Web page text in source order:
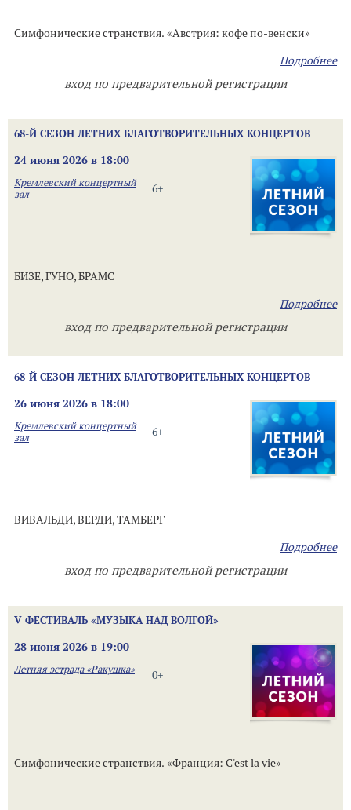
Симфонические странствия. «Австрия: кофе по-венски»
Подробнее
вход по предварительной регистрации
68-Й СЕЗОН ЛЕТНИХ БЛАГОТВОРИТЕЛЬНЫХ КОНЦЕРТОВ
24 июня 2026 в 18:00
6+
Кремлевский концертный
зал
БИЗЕ, ГУНО, БРАМС
Подробнее
вход по предварительной регистрации
68-Й СЕЗОН ЛЕТНИХ БЛАГОТВОРИТЕЛЬНЫХ КОНЦЕРТОВ
26 июня 2026 в 18:00
6+
Кремлевский концертный
зал
ВИВАЛЬДИ, ВЕРДИ, ТАМБЕРГ
Подробнее
вход по предварительной регистрации
V ФЕСТИВАЛЬ «МУЗЫКА НАД ВОЛГОЙ»
28 июня 2026 в 19:00
0+
Летняя эстрада «Ракушка»
Симфонические странствия. «Франция: C'est la vie»